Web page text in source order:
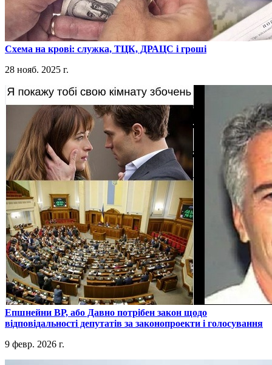
​Схема на крові: служка, ТЦК, ДРАЦС і гроші
28 нояб. 2025 г.
​Епшнейни ВР, або Давно потрібен закон щодо
відповідальності депутатів за законопроекти і голосування
9 февр. 2026 г.